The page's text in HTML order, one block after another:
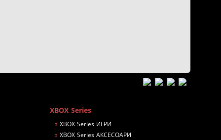
XBOX Series
XBOX Series ИГРИ
XBOX Series АКСЕСОАРИ